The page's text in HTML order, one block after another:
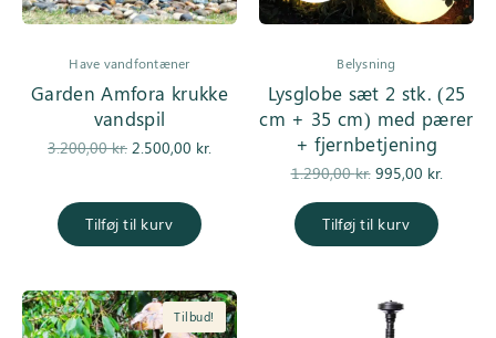
Have vandfontæner
Garden Amfora krukke
vandspil
3.200,00kr.
Den
3.200,00 kr..
2.500,00 kr.
aktuelle pris
Tilføj til kurv
Belysning
Lysglobe sæt 2 stk. (25
cm + 35 cm) med pærer
+ fjernbetjening
1.290,00kr.
Den
pris var:
1.290,00 kr..
995,00 kr.
Tilføj til kurv
Tilbud!